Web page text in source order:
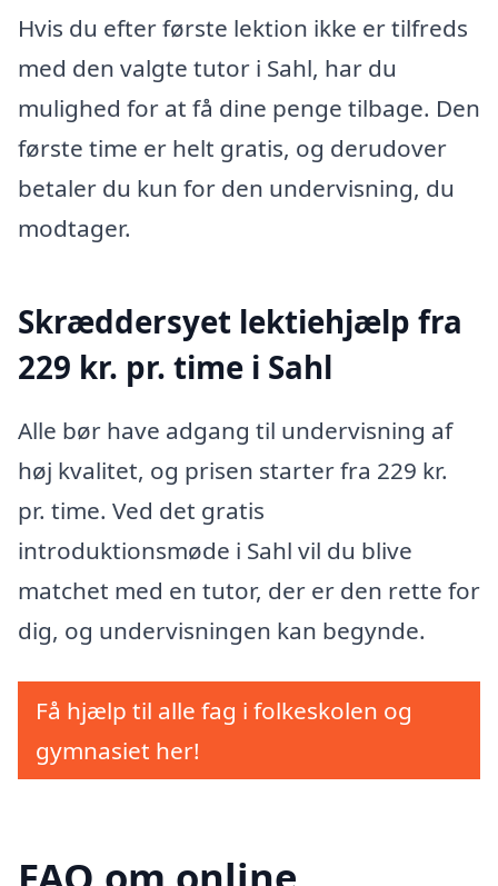
Hvis du efter første lektion ikke er tilfreds
med den valgte tutor i Sahl, har du
mulighed for at få dine penge tilbage. Den
første time er helt gratis, og derudover
betaler du kun for den undervisning, du
modtager.
Skræddersyet lektiehjælp fra
229 kr. pr. time i Sahl
Alle bør have adgang til undervisning af
høj kvalitet, og prisen starter fra 229 kr.
pr. time. Ved det gratis
introduktionsmøde i Sahl vil du blive
matchet med en tutor, der er den rette for
dig, og undervisningen kan begynde.
Få hjælp til alle fag i folkeskolen og
gymnasiet her!